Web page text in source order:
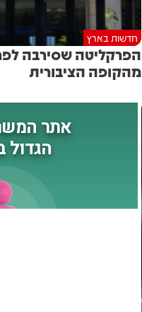
הביטחון
חדשות בארץ
הפרקליטה שסירבה
מהקופה הציבורית